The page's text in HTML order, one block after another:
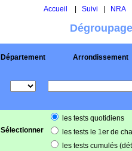
Accueil Suivi NRA
Département Arrondissement
Sélectionner
les tests quotidiens
les tests le 1er de
les tests cumulés